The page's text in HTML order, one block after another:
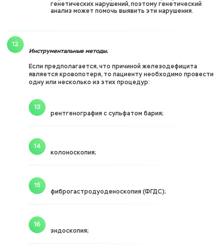
генетических нарушений, поэтому генетический
анализ может помочь выявить эти нарушения.
Инструментальные методы.
Если предполагается, что причиной железодефицита
является кровопотеря, то пациенту необходимо провести
одну или несколько из этих процедур:
рентгенография с сульфатом бария;
колоноскопия;
фиброгастродуоденоскопия (ФГДС);
эндоскопия;